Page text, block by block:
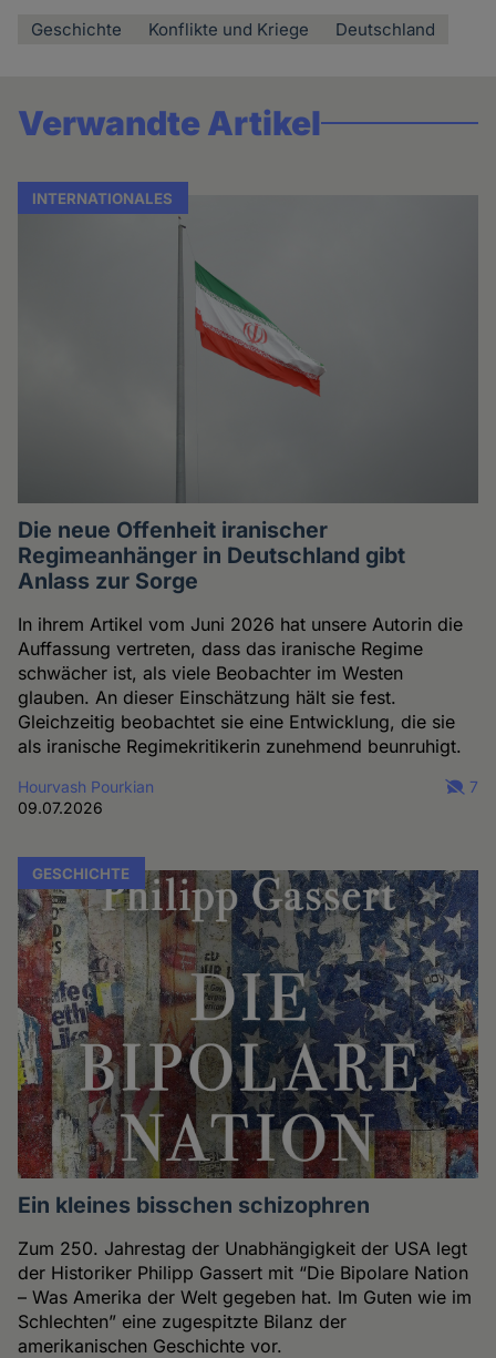
Geschichte Konflikte und Kriege Deutschland
Verwandte Artikel
INTERNATIONALES
Die neue Offenheit iranischer
Regimeanhänger in Deutschland gibt
Anlass zur Sorge
In ihrem Artikel vom Juni 2026 hat unsere Autorin die
Auffassung vertreten, dass das iranische Regime
schwächer ist, als viele Beobachter im Westen
glauben. An dieser Einschätzung hält sie fest.
Gleichzeitig beobachtet sie eine Entwicklung, die sie
als iranische Regimekritikerin zunehmend beunruhigt.
Hourvash Pourkian
09.07.2026
7
GESCHICHTE
Ein kleines bisschen schizophren
Zum 250. Jahrestag der Unabhängigkeit der USA legt
der Historiker Philipp Gassert mit “Die Bipolare Nation
– Was Amerika der Welt gegeben hat. Im Guten wie im
Schlechten” eine zugespitzte Bilanz der
amerikanischen Geschichte vor.